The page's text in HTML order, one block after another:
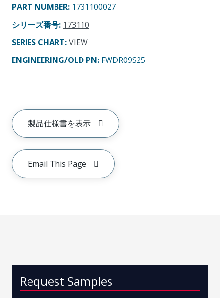
PART NUMBER: 1731100027
シリーズ番号: 173110
SERIES CHART:VIEW
ENGINEERING/OLD PN: FWDR09S25
製品仕様書を表示
Email This Page
Request Samples